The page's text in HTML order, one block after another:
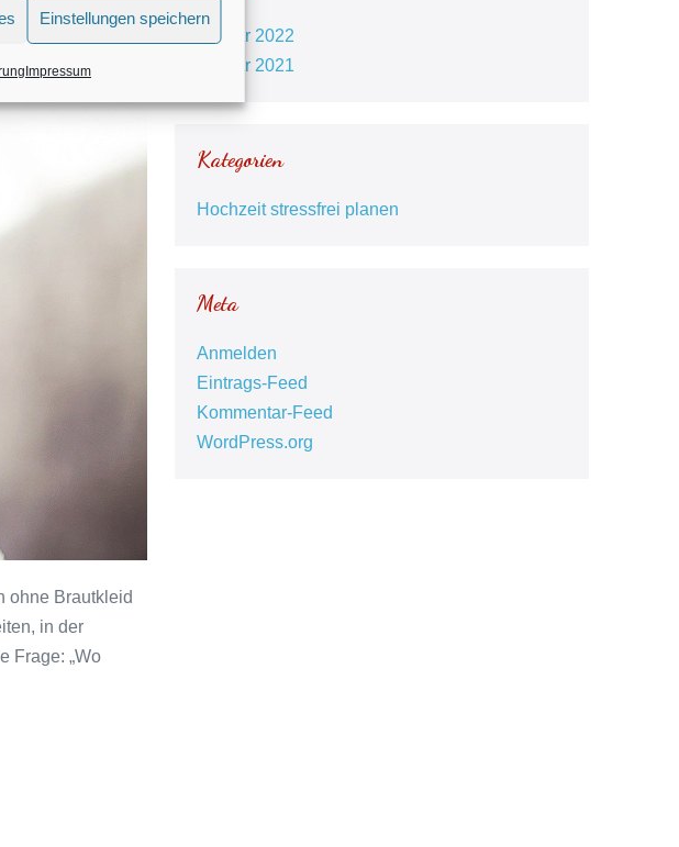
Einstellungen speichern
Impressum
ohne Brautkleid
in der
Frage: „Wo
Januar 2022
Januar 2021
Kategorien
Hochzeit stressfrei planen
Meta
Anmelden
Eintrags-Feed
Kommentar-Feed
WordPress.org